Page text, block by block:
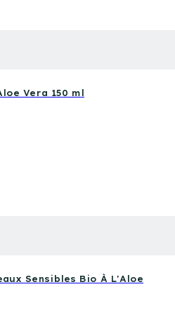
Vera 150 ml
Sensibles Bio À L'Aloe